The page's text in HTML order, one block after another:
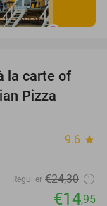
38%
la carte of
Pizza
9.6 star
Regulier €24,30
€14,95